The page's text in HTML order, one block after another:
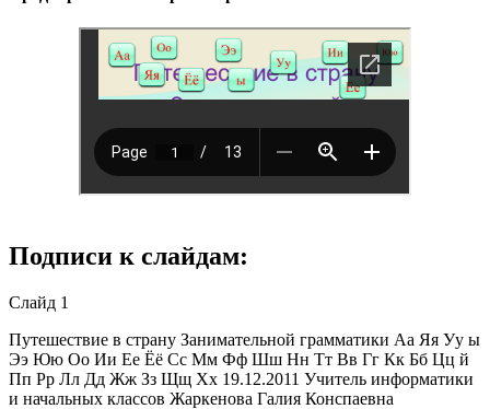
Подписи к слайдам:
Слайд 1
Путешествие в страну Занимательной грамматики Аа Яя Уу ы
Ээ Юю Оо Ии Ее Ёё Сс Мм Фф Шш Нн Тт Вв Гг Кк Бб Цц й
Пп Рр Лл Дд Жж Зз Щщ Хх 19.12.2011 Учитель информатики
и начальных классов Жаркенова Галия Конспаевна